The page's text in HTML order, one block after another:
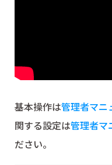
基本操作は管理者マニ
関する設定は管理者マ
ださい。